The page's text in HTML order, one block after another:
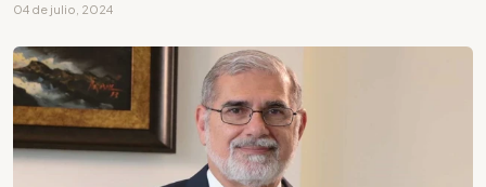
04 de julio, 2024